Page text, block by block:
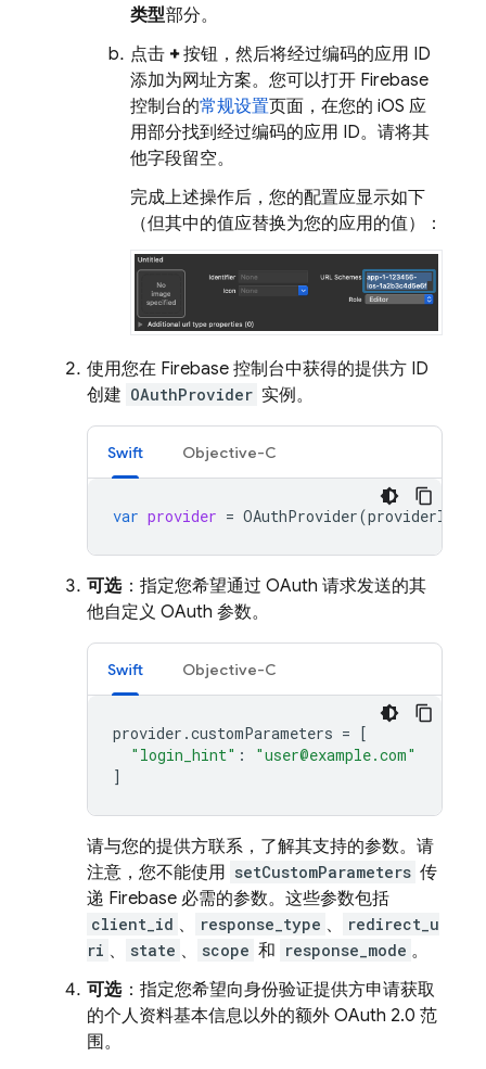
类型部分。
点击 +按钮，然后将经过编码的应用 ID
添加为网址方案。您可以打开 Firebase
控制台的常规设置页面，在您的 iOS 应
用部分找到经过编码的应用 ID。请将其
他字段留空。
完成上述操作后，您的配置应显示如下
（但其中的值应替换为您的应用的值）：
使用您在 Firebase 控制台中获得的提供方 ID
创建 OAuthProvider 实例。
Swift Objective-C
var provider = OAuthProvider(providerID
可选：指定您希望通过 OAuth 请求发送的其
他自定义 OAuth 参数。
Swift Objective-C
provider .customParameters = [
"login_hint" :
"user@example.com"
]
请与您的提供方联系，了解其支持的参数。请
注意，您不能使用 setCustomParameters 传
递 Firebase 必需的参数。这些参数包括
client_id 、 response_type 、
redirect_u
ri 、 state 、 scope 和 response_mode 。
可选：指定您希望向身份验证提供方申请获取
的个人资料基本信息以外的额外 OAuth 2.0 范
围。